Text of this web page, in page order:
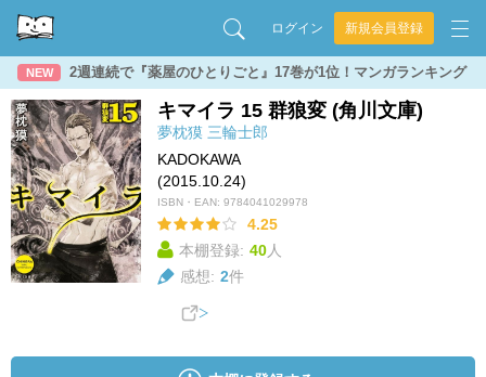
ログイン 新規会員登録
NEW 2週連続で『薬屋のひとりごと』17巻が1位！マンガランキング
キマイラ 15 群狼変 (角川文庫)
夢枕獏 三輪士郎
KADOKAWA
(2015.10.24)
ISBN・EAN: 9784041029978
4.25
本棚登録: 40人
感想: 2件